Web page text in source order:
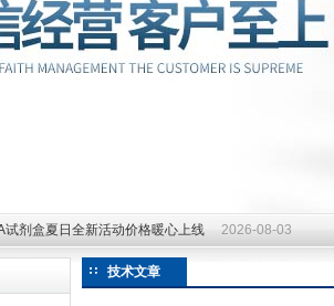
试剂盒夏日全新活动价格暖心上线 2026-08-03
试剂盒夏日全新活动价格暖心上线
技术文章